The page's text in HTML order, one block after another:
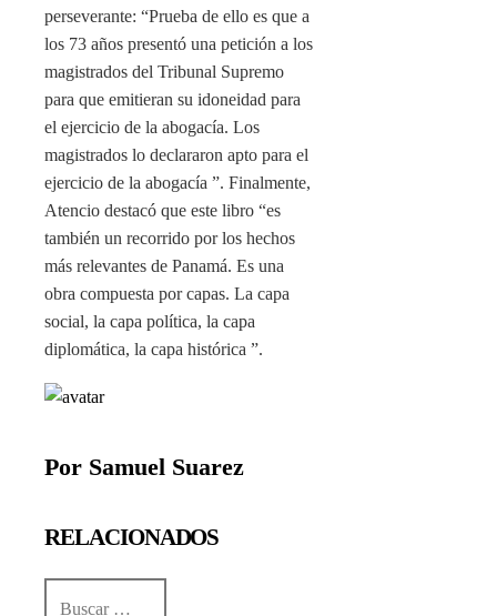
perseverante: “Prueba de ello es que a
los 73 años presentó una petición a los
magistrados del Tribunal Supremo
para que emitieran su idoneidad para
el ejercicio de la abogacía. Los
magistrados lo declararon apto para el
ejercicio de la abogacía ”. Finalmente,
Atencio destacó que este libro “es
también un recorrido por los hechos
más relevantes de Panamá. Es una
obra compuesta por capas. La capa
social, la capa política, la capa
diplomática, la capa histórica ”.
Por Samuel Suarez
RELACIONADOS